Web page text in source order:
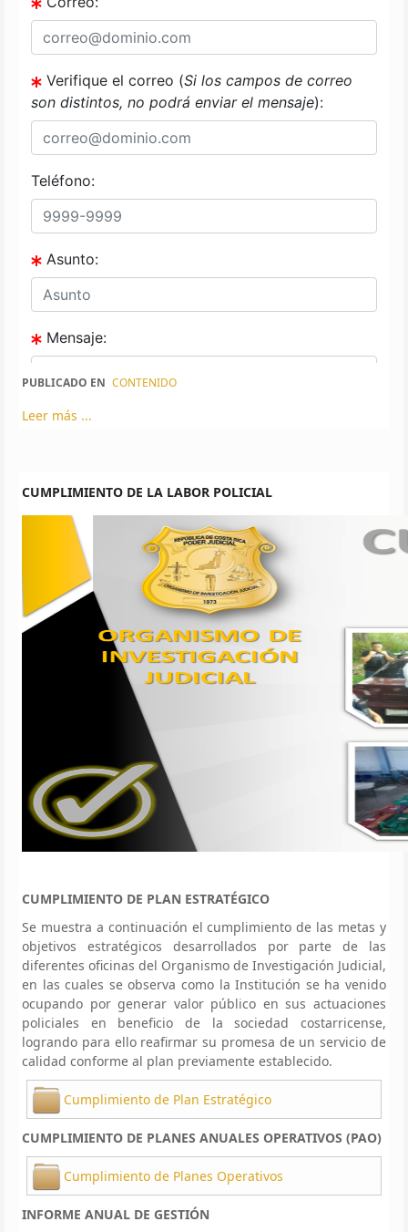
PUBLICADO EN CONTENIDO
Leer más ...
CUMPLIMIENTO DE LA LABOR POLICIAL
CUMPLIMIENTO DE PLAN ESTRATÉGICO
Se muestra a continuación el cumplimiento de las metas y
objetivos estratégicos desarrollados por parte de las
diferentes oficinas del Organismo de Investigación Judicial,
en las cuales se observa como la Institución se ha venido
ocupando por generar valor público en sus actuaciones
policiales en beneficio de la sociedad costarricense,
logrando para ello reafirmar su promesa de un servicio de
calidad conforme al plan previamente establecido.
Cumplimiento de Plan Estratégico
CUMPLIMIENTO DE PLANES ANUALES OPERATIVOS (PAO)
Cumplimiento de Planes Operativos
INFORME ANUAL DE GESTIÓN